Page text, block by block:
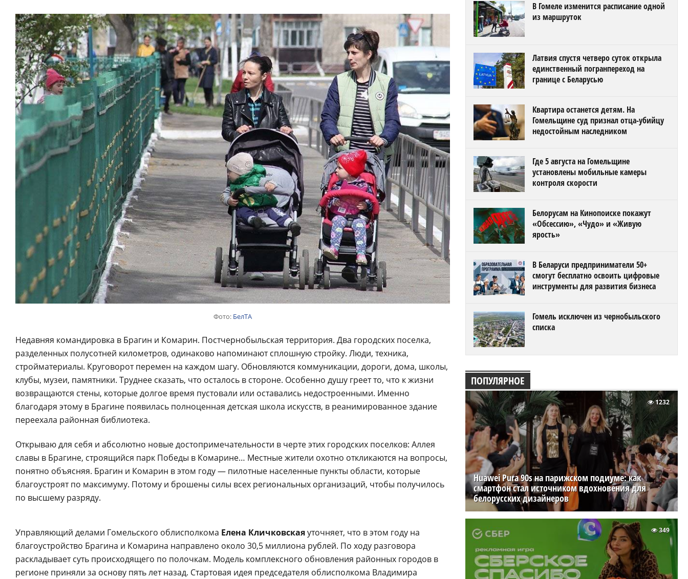
Фото: БелТА
Недавняя командировка в Брагин и Комарин. Постчернобыльская территория. Два городских поселка,
разделенных полусотней километров, одинаково напоминают сплошную стройку. Люди, техника,
стройматериалы. Круговорот перемен на каждом шагу. Обновляются коммуникации, дороги, дома, школы,
клубы, музеи, памятники. Труднее сказать, что осталось в стороне. Особенно душу греет то, что к жизни
возвращаются стены, которые долгое время пустовали или оставались недостроенными. Именно
благодаря этому в Брагине появилась полноценная детская школа искусств, в реанимированное здание
переехала районная библиотека.
Открываю для себя и абсолютно новые достопримечательности в черте этих городских поселков: Аллея
славы в Брагине, строящийся парк Победы в Комарине… Местные жители охотно откликаются на вопросы,
понятно объясняя. Брагин и Комарин в этом году — пилотные населенные пункты области, которые
благоустроят по максимуму. Потому и брошены силы всех региональных организаций, чтобы получилось
по высшему разряду.
Управляющий делами Гомельского облисполкома Елена Кличковскаяуточняет, что в этом году на
благоустройство Брагина и Комарина направлено около 30,5 миллиона рублей. По ходу разговора
раскладывает суть происходящего по полочкам. Модель комплексного обновления районных городов в
регионе приняли за основу пять лет назад. Стартовая идея председателя облисполкома Владимира
В Гомеле изменится расписание одной
из маршруток
Латвия спустя четверо суток открыла
единственный погранпереход на
границе с Беларусью
Квартира останется детям. На
Гомельщине суд признал отца-убийцу
недостойным наследником
Где 5 августа на Гомельщине
установлены мобильные камеры
контроля скорости
Белорусам на Кинопоиске покажут
«Обсессию», «Чудо» и «Живую
ярость»
В Беларуси предприниматели 50+
смогут бесплатно освоить цифровые
инструменты для развития бизнеса
Гомель исключен из чернобыльского
списка
ПОПУЛЯРНОЕ
Huawei Pura 90s на парижском подиуме: как
смартфон стал источником вдохновения для
белорусских дизайнеров
1232
349